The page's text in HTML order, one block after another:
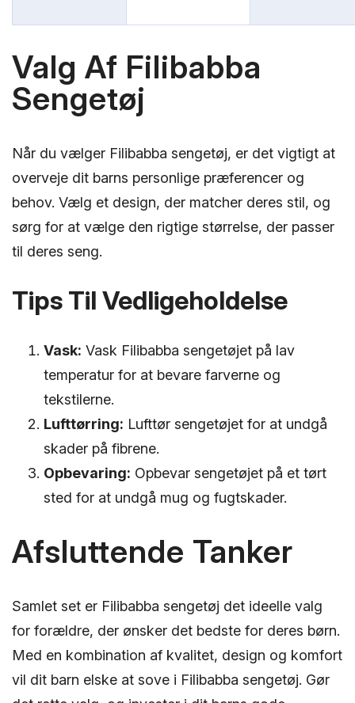
Valg Af Filibabba
Sengetøj
Når du vælger Filibabba sengetøj, er det vigtigt at
overveje dit barns personlige præferencer og
behov. Vælg et design, der matcher deres stil, og
sørg for at vælge den rigtige størrelse, der passer
til deres seng.
Tips Til Vedligeholdelse
Vask: Vask Filibabba sengetøjet på lav
temperatur for at bevare farverne og
tekstilerne.
Lufttørring: Lufttør sengetøjet for at undgå
skader på fibrene.
Opbevaring: Opbevar sengetøjet på et tørt
sted for at undgå mug og fugtskader.
Afsluttende Tanker
Samlet set er Filibabba sengetøj det ideelle valg
for forældre, der ønsker det bedste for deres børn.
Med en kombination af kvalitet, design og komfort
vil dit barn elske at sove i Filibabba sengetøj. Gør